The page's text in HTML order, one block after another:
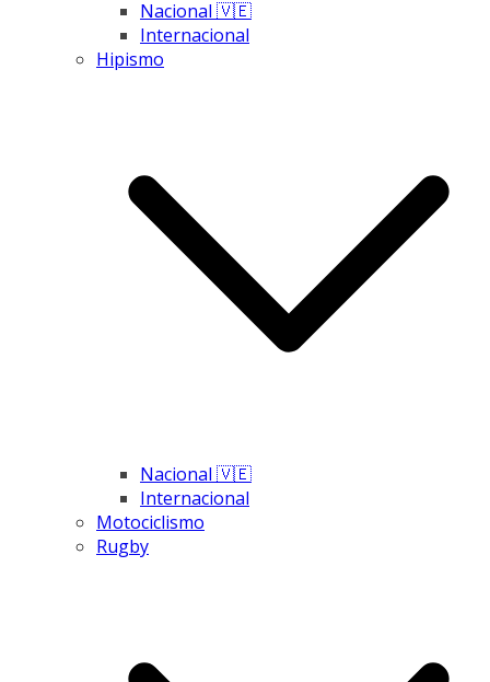
Nacional 🇻🇪
Internacional
Hipismo
Nacional 🇻🇪
Internacional
Motociclismo
Rugby